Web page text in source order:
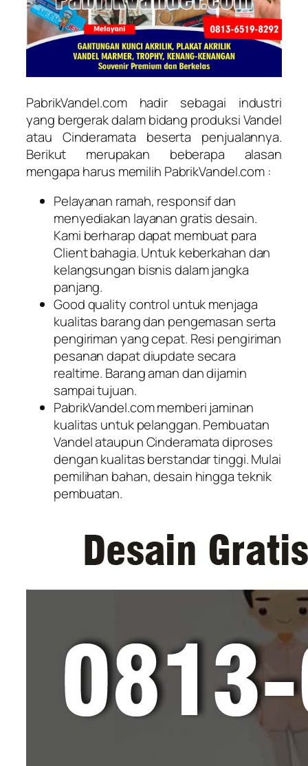
PabrikVandel.com hadir sebagai industri
yang bergerak dalam bidang produksi Vandel
atau Cinderamata beserta penjualannya.
Berikut merupakan beberapa alasan
mengapa harus memilih PabrikVandel.com :
Pelayanan ramah, responsif dan
menyediakan layanan gratis desain.
Kami berharap dapat membuat para
Client bahagia. Untuk keberkahan dan
kelangsungan bisnis dalam jangka
panjang.
Good quality control untuk menjaga
kualitas barang dan pengemasan serta
pengiriman yang cepat. Resi pengiriman
pesanan dapat diupdate secara
realtime. Barang aman dan dijamin
sampai tujuan.
PabrikVandel.com memberi jaminan
kualitas untuk pelanggan. Pembuatan
Vandel ataupun Cinderamata diproses
dengan kualitas berstandar tinggi. Mulai
pemilihan bahan, desain hingga teknik
pembuatan.